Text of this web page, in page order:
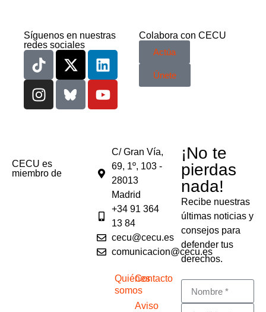
Síguenos en nuestras
redes sociales
Colabora con CECU
Actúa
Únete
CECU es
miembro de
C/ Gran Vía,
69, 1º, 103 -
28013
Madrid
+34 91 364
13 84
cecu@cecu.es
comunicacion@cecu.es
Quiénes
somos
Contacto
Aviso
¡No te
pierdas
nada!
Recibe nuestras
últimas noticias y
consejos para
defender tus
derechos.